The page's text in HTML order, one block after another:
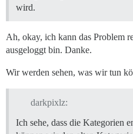
wird.
Ah, okay, ich kann das Problem
ausgeloggt bin. Danke.
Wir werden sehen, was wir tun
darkpixlz:
Ich sehe, dass die Kategorien